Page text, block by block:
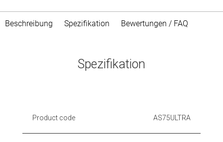
Beschreibung Spezifikation Bewertungen / FAQ
Spezifikation
Product code AS75ULTRA